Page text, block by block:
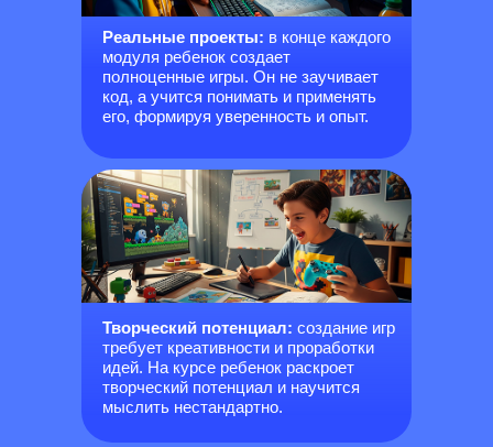
Творческий потенциал: создание игр
требует креативности и проработки
идей. На курсе ребенок раскроет
творческий потенциал и научится
мыслить нестандартно.
Реальные проекты: в конце каждого
модуля ребенок создает
полноценные игры. Он не заучивает
код, а учится понимать и применять
его, формируя уверенность и опыт.